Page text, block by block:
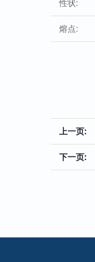
性状:
熔点:
上一页:
下一页: